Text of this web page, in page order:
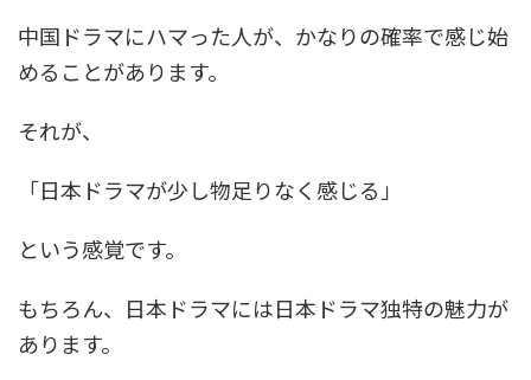
中国ドラマにハマった人が、かなりの確率で感じ始
めることがあります。
それが、
「日本ドラマが少し物足りなく感じる」
という感覚です。
もちろん、日本ドラマには日本ドラマ独特の魅力が
あります。